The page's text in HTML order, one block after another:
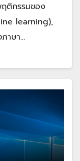
ฤติกรรมของ
learning),
ภาษา…